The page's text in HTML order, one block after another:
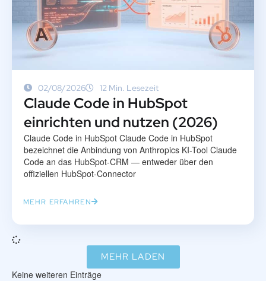
02/08/2026 12 Min. Lesezeit
Claude Code in HubSpot
einrichten und nutzen (2026)
Claude Code in HubSpot Claude Code in HubSpot
bezeichnet die Anbindung von Anthropics KI-Tool Claude
Code an das HubSpot-CRM — entweder über den
offiziellen HubSpot-Connector
MEHR ERFAHREN
MEHR LADEN
Keine weiteren Einträge